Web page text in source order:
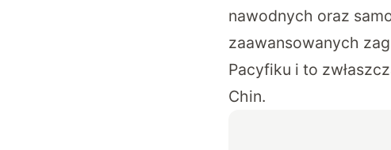
nawodnych oraz
zaawansowanych
Pacyfiku i to
Chin.